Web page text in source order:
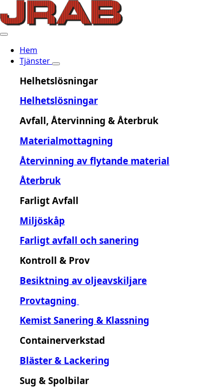
Hem
Tjänster
Helhetslösningar
Helhetslösningar
Avfall, Återvinning & Återbruk
Materialmottagning
Återvinning av flytande material
Återbruk
Farligt Avfall
Miljöskåp
Farligt avfall och sanering
Kontroll & Prov
Besiktning av oljeavskiljare
Provtagning
Kemist Sanering & Klassning
Containerverkstad
Bläster & Lackering
Sug & Spolbilar